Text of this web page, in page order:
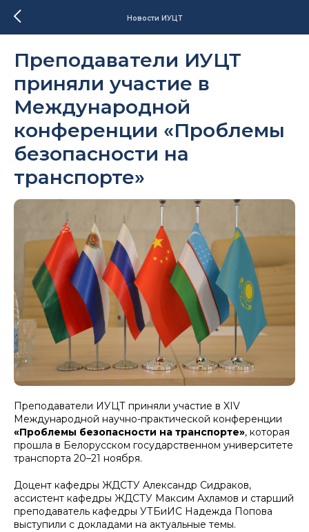
Новости ИУЦТ
Преподаватели ИУЦТ
приняли участие в
Международной
конференции «Проблемы
безопасности на
транспорте»
Преподаватели ИУЦТ приняли участие в XIV
Международной научно-практической конференции
«Проблемы безопасности на транспорте», которая
прошла в Белорусском государственном университете
транспорта 20–21 ноября.
Доцент кафедры ЖДСТУ Александр Сидраков,
ассистент кафедры ЖДСТУ Максим Ахламов и старший
преподаватель кафедры УТБиИС Надежда Попова
выступили с докладами на актуальные темы.